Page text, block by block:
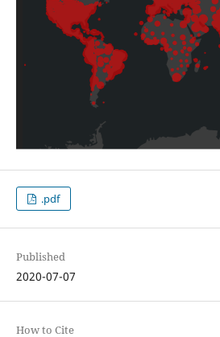
.pdf
Published
2020-07-07
How to Cite